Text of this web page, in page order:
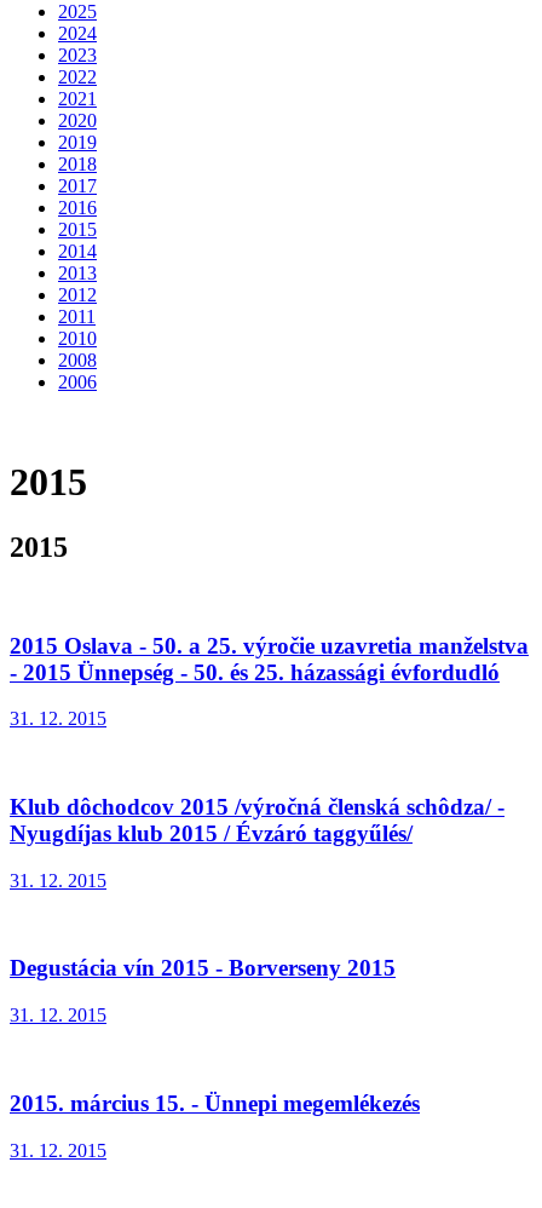
2025
2024
2023
2022
2021
2020
2019
2018
2017
2016
2015
2014
2013
2012
2011
2010
2008
2006
2015
2015
2015 Oslava - 50. a 25. výročie uzavretia manželstva
- 2015 Ünnepség - 50. és 25. házassági évfordudló
31. 12. 2015
Klub dôchodcov 2015 /výročná členská schôdza/ -
Nyugdíjas klub 2015 / Évzáró taggyűlés/
31. 12. 2015
Degustácia vín 2015 - Borverseny 2015
31. 12. 2015
2015. március 15. - Ünnepi megemlékezés
31. 12. 2015